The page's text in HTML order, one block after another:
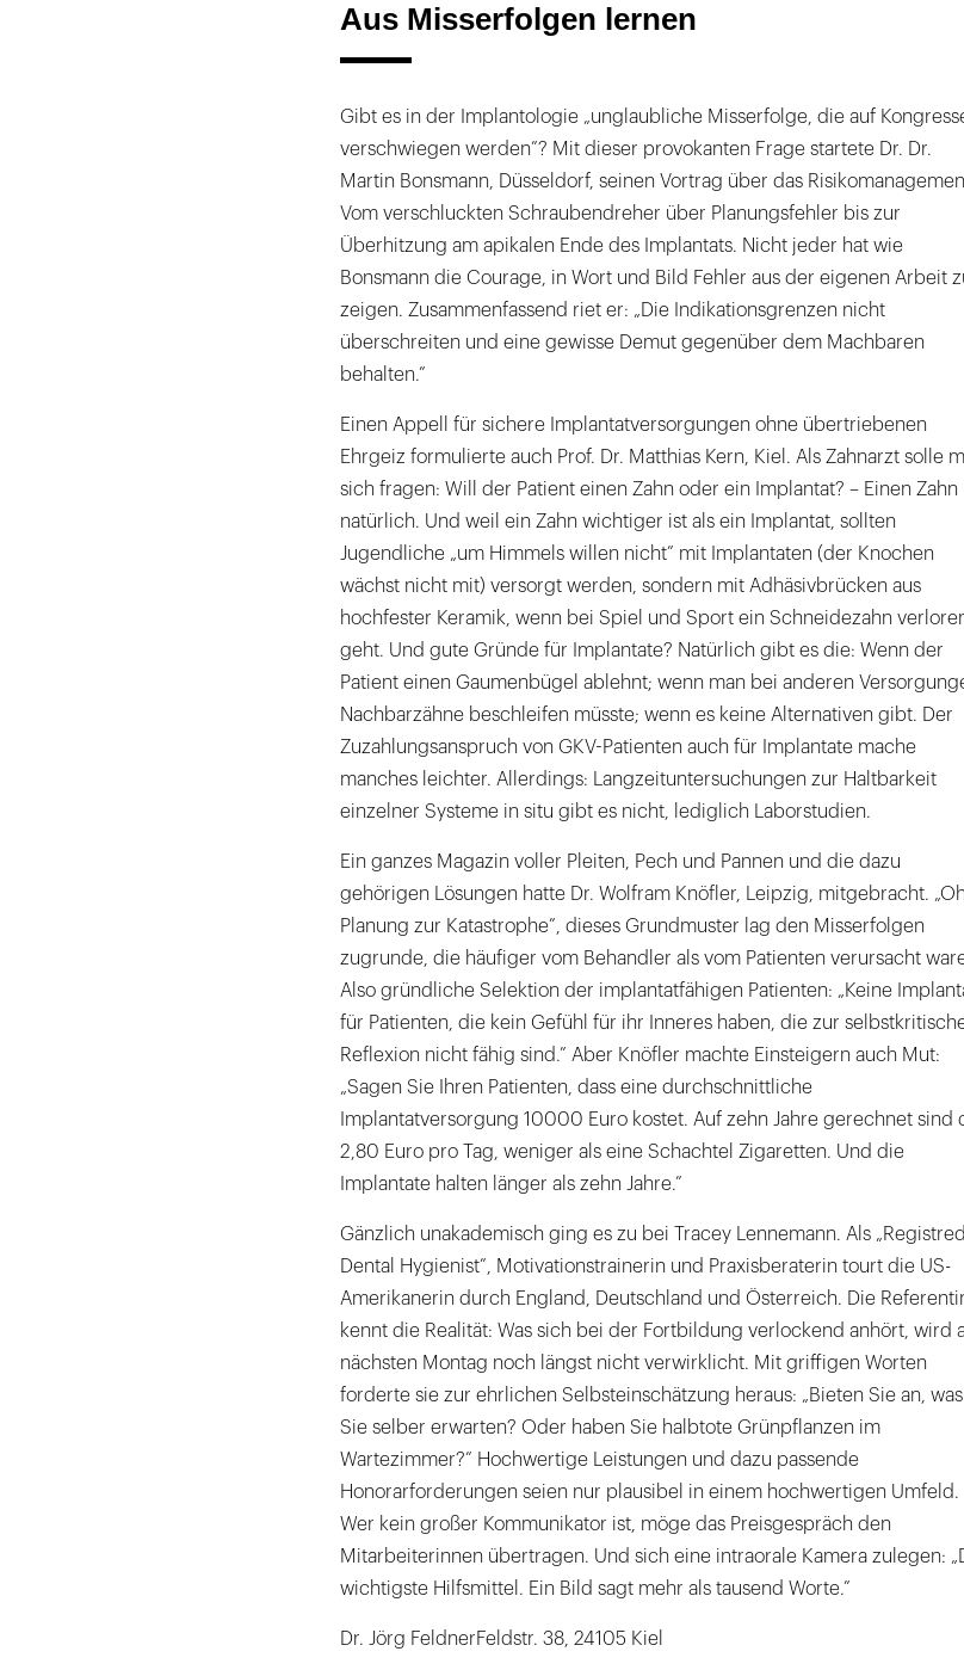
Aus Misserfolgen lernen
Gibt es in der Implantologie „unglaubliche Misserfolge, die auf
verschwiegen werden”? Mit dieser provokanten Frage startete Dr. Dr.
Martin Bonsmann, Düsseldorf, seinen Vortrag über das
Vom verschluckten Schraubendreher über Planungsfehler bis zur
Überhitzung am apikalen Ende des Implantats. Nicht jeder hat wie
Bonsmann die Courage, in Wort und Bild Fehler aus der eigenen Arbeit
zeigen. Zusammenfassend riet er: „Die Indikationsgrenzen nicht
überschreiten und eine gewisse Demut gegenüber dem Machbaren
behalten.”
Einen Appell für sichere Implantatversorgungen ohne übertriebenen
Ehrgeiz formulierte auch Prof. Dr. Matthias Kern, Kiel. Als Zahnarzt solle
sich fragen: Will der Patient einen Zahn oder ein Implantat? – Einen Zahn
natürlich. Und weil ein Zahn wichtiger ist als ein Implantat, sollten
Jugendliche „um Himmels willen nicht” mit Implantaten (der Knochen
wächst nicht mit) versorgt werden, sondern mit Adhäsivbrücken aus
hochfester Keramik, wenn bei Spiel und Sport ein Schneidezahn
geht. Und gute Gründe für Implantate? Natürlich gibt es die: Wenn der
Patient einen Gaumenbügel ablehnt; wenn man bei anderen
Nachbarzähne beschleifen müsste; wenn es keine Alternativen gibt. Der
Zuzahlungsanspruch von GKV-Patienten auch für Implantate mache
manches leichter. Allerdings: Langzeituntersuchungen zur Haltbarkeit
einzelner Systeme in situ gibt es nicht, lediglich Laborstudien.
Ein ganzes Magazin voller Pleiten, Pech und Pannen und die dazu
gehörigen Lösungen hatte Dr. Wolfram Knöfler, Leipzig, mitgebracht.
Planung zur Katastrophe”, dieses Grundmuster lag den Misserfolgen
zugrunde, die häufiger vom Behandler als vom Patienten verursacht
Also gründliche Selektion der implantatfähigen Patienten: „Keine
für Patienten, die kein Gefühl für ihr Inneres haben, die zur
Reflexion nicht fähig sind.” Aber Knöfler machte Einsteigern auch Mut:
„Sagen Sie Ihren Patienten, dass eine durchschnittliche
Implantatversorgung 10000 Euro kostet. Auf zehn Jahre gerechnet sind
2,80 Euro pro Tag, weniger als eine Schachtel Zigaretten. Und die
Implantate halten länger als zehn Jahre.”
Gänzlich unakademisch ging es zu bei Tracey Lennemann. Als „Registred
Dental Hygienist”, Motivationstrainerin und Praxisberaterin tourt die US-
Amerikanerin durch England, Deutschland und Österreich. Die
kennt die Realität: Was sich bei der Fortbildung verlockend anhört, wird
nächsten Montag noch längst nicht verwirklicht. Mit griffigen Worten
forderte sie zur ehrlichen Selbsteinschätzung heraus: „Bieten Sie an, was
Sie selber erwarten? Oder haben Sie halbtote Grünpflanzen im
Wartezimmer?” Hochwertige Leistungen und dazu passende
Honorarforderungen seien nur plausibel in einem hochwertigen Umfeld.
Wer kein großer Kommunikator ist, möge das Preisgespräch den
Mitarbeiterinnen übertragen. Und sich eine intraorale Kamera zulegen:
wichtigste Hilfsmittel. Ein Bild sagt mehr als tausend Worte.”
Dr. Jörg FeldnerFeldstr. 38, 24105 Kiel